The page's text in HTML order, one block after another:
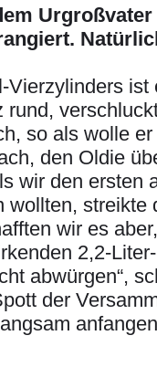
Vierzylinders
rund,
so als wolle
den Oldie
wir den ersten
wollten, streikte
wir es
2,2-
abwürgen“,
der